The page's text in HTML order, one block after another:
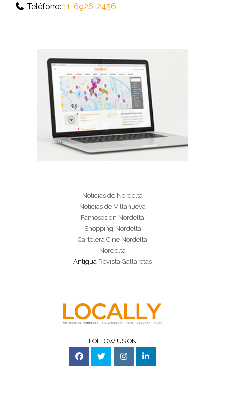
Teléfono:11-6926-2456
Noticias de Nordelta
Noticias de Villanueva
Famosos en Nordelta
Shopping Nordelta
Cartelera Cine Nordelta
Nordelta
Antigua Revista Gallaretas
FOLLOW US ON